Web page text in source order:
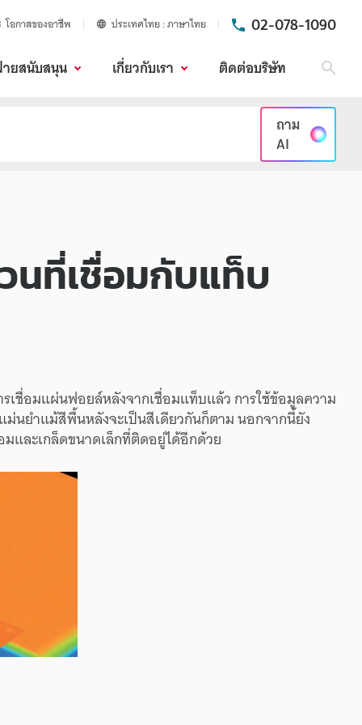
โอกาสของอาชีพ ประเทศไทย ภาษาไทย 02-078-1090
ยสนับสนุน เกี่ยวกับเรา ติดต่อบริษัท
ถาม
AI
นที่เชื่อมกับแท็บ
เชื่อมแผ่นฟอยล์หลังจากเชื่อมแท็บแล้ว การใช้ข้อมูลความ
ม่นยำแม้สีพื้นหลังจะเป็นสีเดียวกันก็ตาม นอกจากนี้ยัง
และเกล็ดขนาดเล็กที่ติดอยู่ได้อีกด้วย